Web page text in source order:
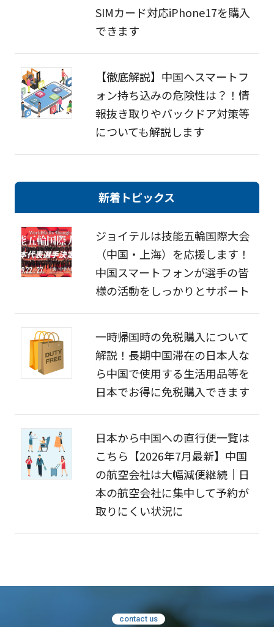
SIMカード対応iPhone17を購入
できます
【徹底解説】中国へスマートフ
ォン持ち込みの危険性は？！情
報抜き取りやバックドア対策等
についても解説します
新着トピックス
ジョイテルは技能五輪国際大会
（中国・上海）を応援します！
中国スマートフォンが選手の皆
様の活動をしっかりとサポート
一時帰国時の免税購入について
解説！長期中国滞在の日本人な
ら中国で使用する生活用品等を
日本でお得に免税購入できます
日本から中国への直行便一覧は
こちら【2026年7月最新】中国
の航空会社は大幅減便継続｜日
本の航空会社に集中して予約が
取りにくい状況に
contact us